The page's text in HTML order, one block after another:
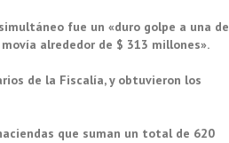
fue un «duro golpe a una de
alrededor de $ 313 millones».
de la Fiscalía, y obtuvieron los
que suman un total de 620